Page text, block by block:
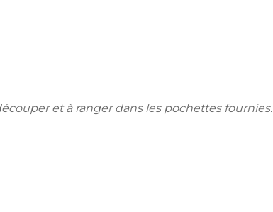
et à ranger dans les pochettes fournies.